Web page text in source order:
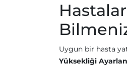
Uygun bir hasta
Yüksekliği